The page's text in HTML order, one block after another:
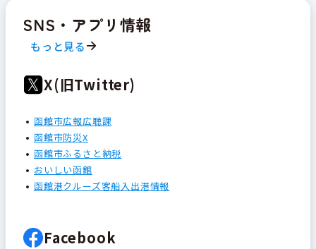
SNS・アプリ情報
もっと見る
X(旧Twitter)
函館市広報広聴課
函館市防災X
函館市ふるさと納税
おいしい函館
函館港クルーズ客船入出港情報
Facebook